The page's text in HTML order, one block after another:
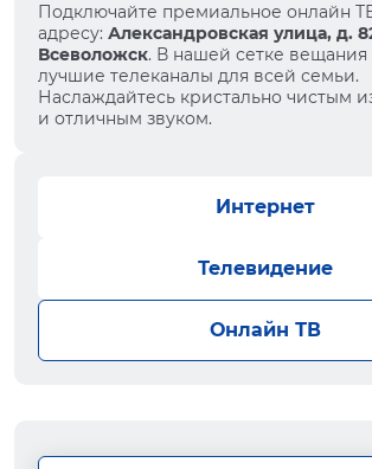
Подключайте премиальное онлайн
адресу: Александровская улица, д.
Всеволожск. В нашей сетке
лучшие телеканалы для всей семьи.
Наслаждайтесь кристально чистым
и отличным звуком.
Интернет
Телевидение
Онлайн ТВ